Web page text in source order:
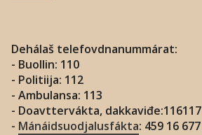
Dehálaš telefovdnanummárat:
- Buollin: 110
- Politiija: 112
- Ambulansa: 113
- Doavttervákta, dakkaviđe:116117
- Mánáidsuodjalusfákta: 459 16 677